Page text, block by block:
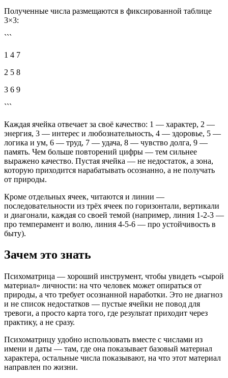
Полученные числа размещаются в фиксированной таблице
3×3:
```
1 4 7
2 5 8
3 6 9
```
Каждая ячейка отвечает за своё качество: 1 — характер, 2 —
энергия, 3 — интерес и любознательность, 4 — здоровье, 5 —
логика и ум, 6 — труд, 7 — удача, 8 — чувство долга, 9 —
память. Чем больше повторений цифры — тем сильнее
выражено качество. Пустая ячейка — не недостаток, а зона,
которую приходится нарабатывать осознанно, а не получать
от природы.
Кроме отдельных ячеек, читаются и линии —
последовательности из трёх ячеек по горизонтали, вертикали
и диагонали, каждая со своей темой (например, линия 1-2-3 —
про темперамент и волю, линия 4-5-6 — про устойчивость в
быту).
Зачем это знать
Психоматрица — хороший инструмент, чтобы увидеть «сырой
материал» личности: на что человек может опираться от
природы, а что требует осознанной наработки. Это не диагноз
и не список недостатков — пустые ячейки не повод для
тревоги, а просто карта того, где результат приходит через
практику, а не сразу.
Психоматрицу удобно использовать вместе с числами из
имени и даты — там, где она показывает базовый материал
характера, остальные числа показывают, на что этот материал
направлен по жизни.